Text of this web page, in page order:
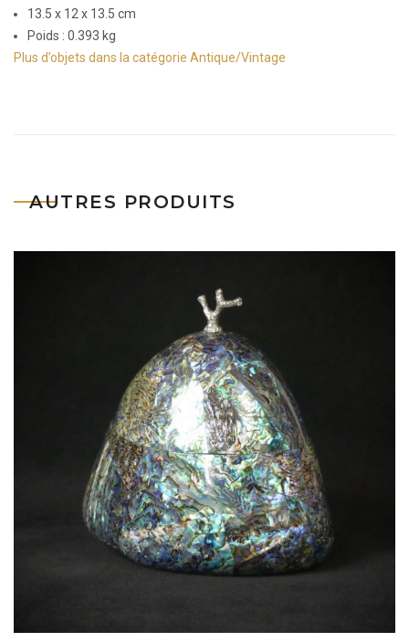
13.5 x 12 x 13.5 cm
Poids : 0.393 kg
Plus d’objets dans la catégorie Antique/Vintage
AUTRES PRODUITS